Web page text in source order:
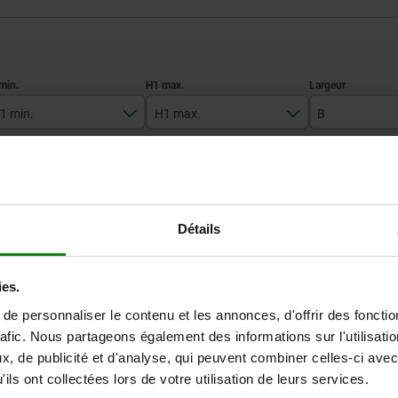
Détails
personnaliser le contenu et les annonces, d'offrir des
Nous partageons également des informations sur
de publicité et d'analyse, qui peuvent combiner celles-ci
ont collectées lors de votre utilisation de leurs services.
min. H1 max. B
fois par jour à intervalles réguliers.
Expédié
Expédition sous 1
B B1 D H H2 H3 H4
34 25 M05X12 27,5 21,6 3,8
34 25 M05X12 50 21,6 3,8
B B1 D H H2 H3 H4
34 25 M05X12 27,5 21,6 3,8